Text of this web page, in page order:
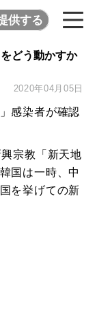
供する
どう動かすか
2020年04月05日
感染者が確認
宗教「新天地
国は一時、中
を挙げての新